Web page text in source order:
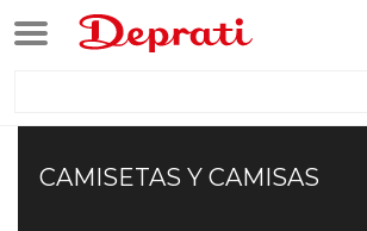
CAMISETAS Y CAMISAS